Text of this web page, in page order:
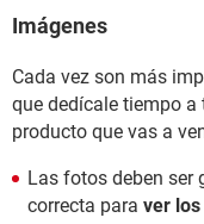
Imágenes
Cada vez son más
que dedícale tiempo a
producto que vas a
Las fotos deben ser
correcta para ver